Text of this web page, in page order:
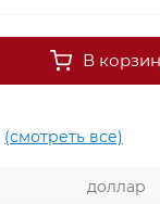
В
(смотреть все)
доллар